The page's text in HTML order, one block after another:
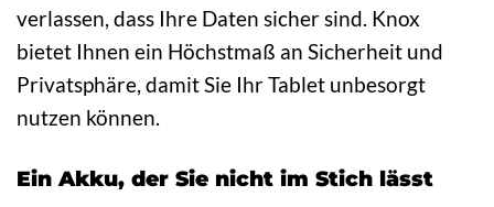
verlassen, dass Ihre Daten sicher sind. Knox
bietet Ihnen ein Höchstmaß an Sicherheit und
Privatsphäre, damit Sie Ihr Tablet unbesorgt
nutzen können.
Ein Akku, der Sie nicht im Stich lässt